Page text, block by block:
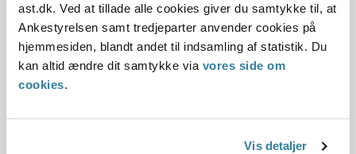
ast.dk. Ved at tillade alle cookies giver du samtykke til, at
Ankestyrelsen samt tredjeparter anvender cookies på
hjemmesiden, blandt andet til indsamling af statistik. Du
kan altid ændre dit samtykke via vores side om
cookies.
Vis detaljer
31.03.2010
Offentliggørelsesdato
10.07.2013